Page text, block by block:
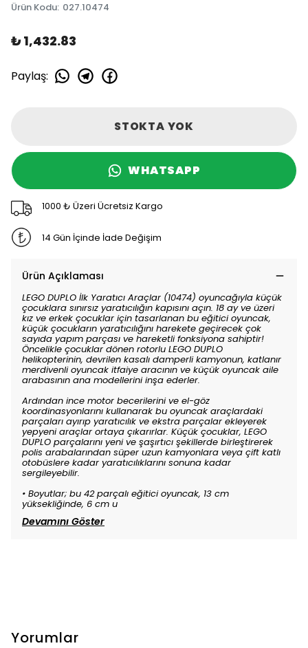
Ürün Kodu: 027.10474
₺ 1,432.83
Paylaş:
STOKTA YOK
WHATSAPP
1000 ₺ Üzeri Ücretsiz Kargo
14 Gün İçinde İade Değişim
Ürün Açıklaması
LEGO DUPLO İlk Yaratıcı Araçlar (10474) oyuncağıyla küçük
çocuklara sınırsız yaratıcılığın kapısını açın. 18 ay ve üzeri
kız ve erkek çocuklar için tasarlanan bu eğitici oyuncak,
küçük çocukların yaratıcılığını harekete geçirecek çok
sayıda yapım parçası ve hareketli fonksiyona sahiptir!
Öncelikle çocuklar dönen rotorlu LEGO DUPLO
helikopterinin, devrilen kasalı damperli kamyonun, katlanır
merdivenli oyuncak itfaiye aracının ve küçük oyuncak aile
arabasının ana modellerini inşa ederler.
Ardından ince motor becerilerini ve el-göz
koordinasyonlarını kullanarak bu oyuncak araçlardaki
parçaları ayırıp yaratıcılık ve ekstra parçalar ekleyerek
yepyeni araçlar ortaya çıkarırlar. Küçük çocuklar, LEGO
DUPLO parçalarını yeni ve şaşırtıcı şekillerde birleştirerek
polis arabalarından süper uzun kamyonlara veya çift katlı
otobüslere kadar yaratıcılıklarını sonuna kadar
sergileyebilir.
• Boyutlar; bu 42 parçalı eğitici oyuncak, 13 cm
yüksekliğinde, 6 cm u
Devamını Göster
Yorumlar